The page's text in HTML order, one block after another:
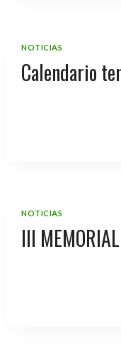
NOTICIAS
Calendario
NOTICIAS
III